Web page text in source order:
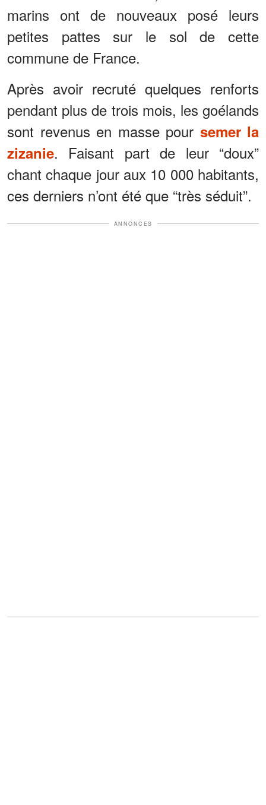
marins ont de nouveaux posé leurs
petites pattes sur le sol de cette
commune de France.
Après avoir recruté quelques renforts
pendant plus de trois mois, les goélands
sont revenus en masse pour semer la
zizanie. Faisant part de leur “doux”
chant chaque jour aux 10 000 habitants,
ces derniers n’ont été que “très séduit”.
ANNONCES